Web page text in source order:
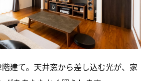
建て。天井窓から差し込む光が、家